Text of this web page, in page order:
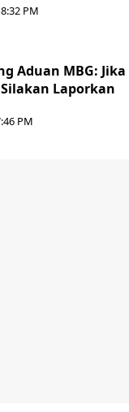
PM
Aduan MBG: Jika
Laporkan
PM